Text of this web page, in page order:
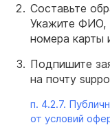
Составьте
Укажите ФИО,
номера карты
Подпишите
на почту
п. 4.2.7.
от условий